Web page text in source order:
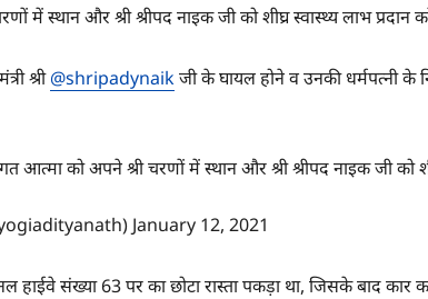
में स्थान और श्री श्रीपद नाइक जी को शीघ्र स्वास्थ्य लाभ प्रदान
श्री@shripadynaikजी के घायल होने व उनकी धर्मपत्नी
आत्मा को अपने श्री चरणों में स्थान और श्री श्रीपद नाइक जी को
January 12, 2021
संख्‍या 63 पर का छोटा रास्‍ता पकड़ा था, जिसके बाद कार